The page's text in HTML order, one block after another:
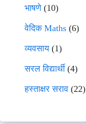
भाषणे(10)
वेदिक Maths (6)
व्यवसाय(1)
सरल विद्यार्थी(4)
हस्ताक्षर सराव (22)